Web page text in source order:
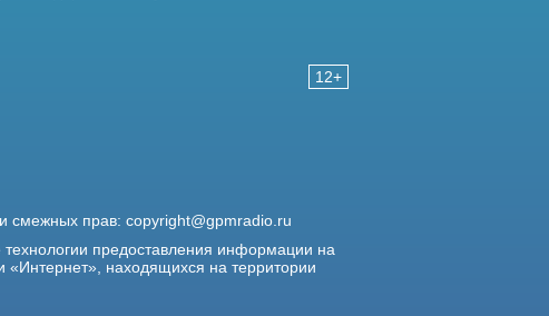
12+
смежных прав: copyright@gpmradio.ru
предоставления информации на
«Интернет», находящихся на территории